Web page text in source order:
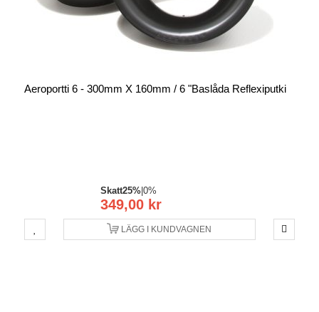
Aeroportti 6 - 300mm X 160mm / 6 "baslåda Reflexiputki
349,00 kr
Skatt25%| 0%
LÄGG I KUNDVAGNEN